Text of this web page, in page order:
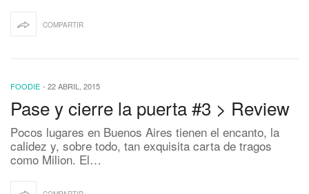
COMPARTIR
FOODIE - 22 ABRIL, 2015
Pase y cierre la puerta #3 > Review
Pocos lugares en Buenos Aires tienen el encanto, la
calidez y, sobre todo, tan exquisita carta de tragos
como Milion. El…